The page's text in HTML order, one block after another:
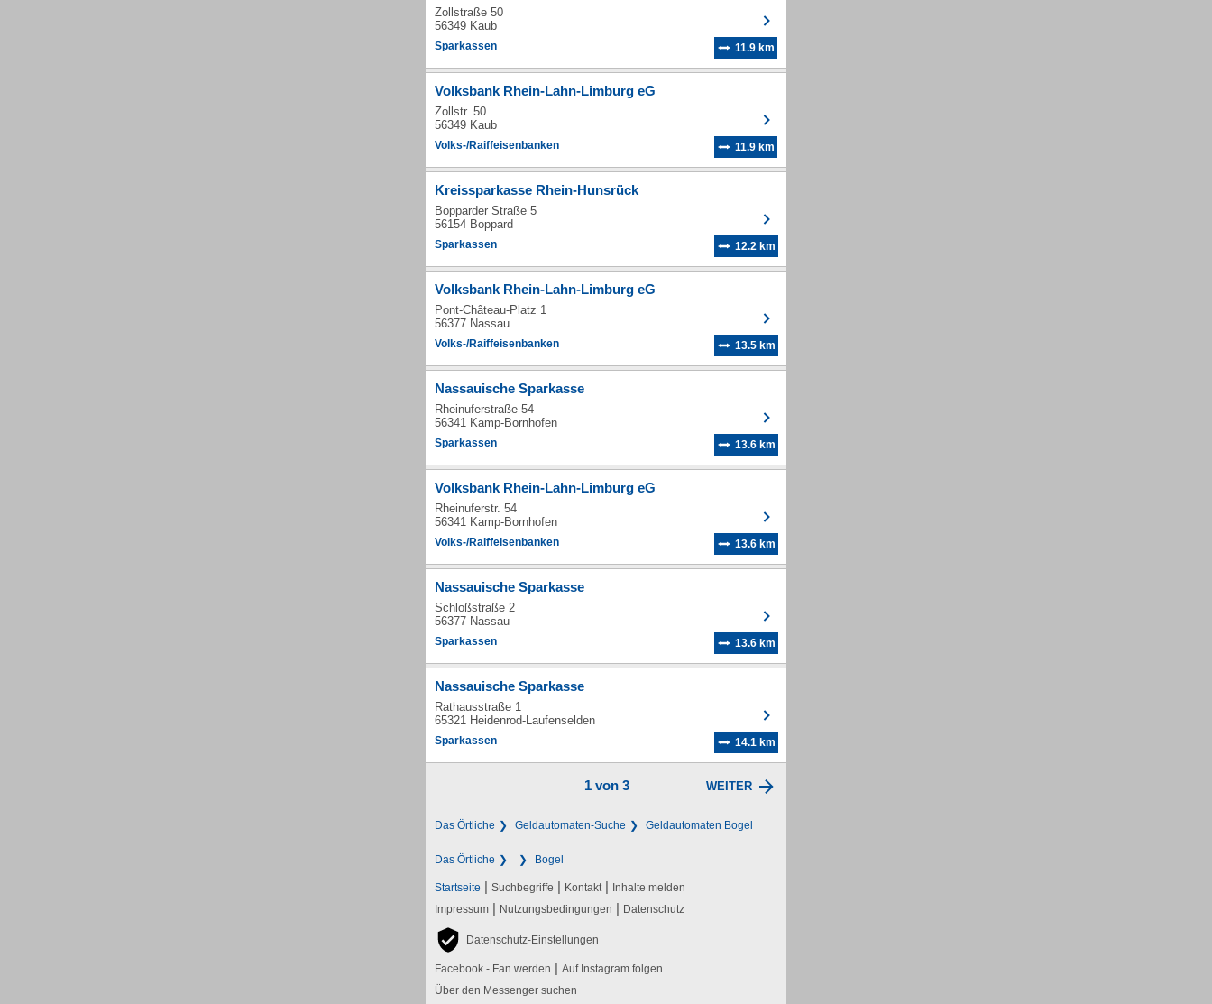
Zollstraße 50
56349 Kaub
Sparkassen 11.9 km
Volksbank Rhein-Lahn-Limburg eG
Zollstr. 50
56349 Kaub
Volks-/Raiffeisenbanken 11.9 km
Kreissparkasse Rhein-Hunsrück
Bopparder Straße 5
56154 Boppard
Sparkassen 12.2 km
Volksbank Rhein-Lahn-Limburg eG
Pont-Château-Platz 1
56377 Nassau
Volks-/Raiffeisenbanken 13.5 km
Nassauische Sparkasse
Rheinuferstraße 54
56341 Kamp-Bornhofen
Sparkassen 13.6 km
Volksbank Rhein-Lahn-Limburg eG
Rheinuferstr. 54
56341 Kamp-Bornhofen
Volks-/Raiffeisenbanken 13.6 km
Nassauische Sparkasse
Schloßstraße 2
56377 Nassau
Sparkassen 13.6 km
Nassauische Sparkasse
Rathausstraße 1
65321 Heidenrod-Laufenselden
Sparkassen 14.1 km
1 von 3 WEITER
Das Örtliche Geldautomaten-Suche Geldautomaten Bogel
Das Örtliche Bogel
Startseite | Suchbegriffe | Kontakt | Inhalte melden
Impressum | Nutzungsbedingungen | Datenschutz
Datenschutz-Einstellungen
Facebook - Fan werden | Auf Instagram folgen
Über den Messenger suchen